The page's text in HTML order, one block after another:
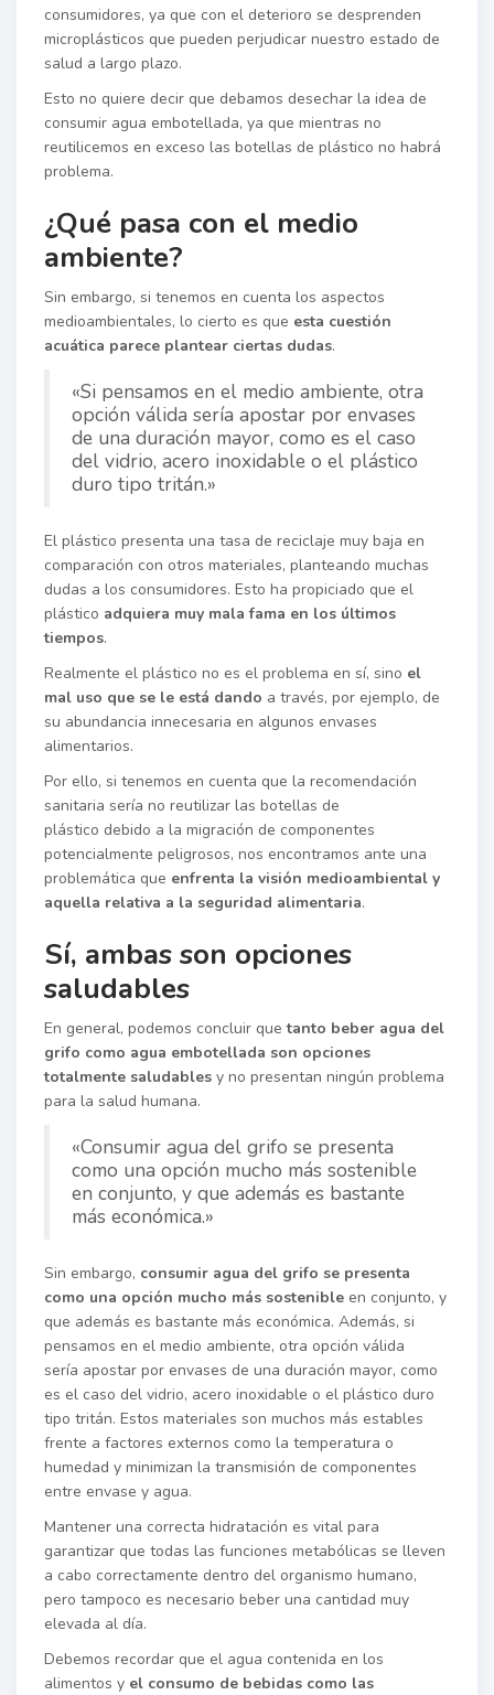
consumidores, ya que con el deterioro se desprenden
microplásticos que pueden perjudicar nuestro estado de
salud a largo plazo.
Esto no quiere decir que debamos desechar la idea de
consumir agua embotellada, ya que mientras no
reutilicemos en exceso las botellas de plástico no habrá
problema.
¿Qué pasa con el medio
ambiente?
Sin embargo, si tenemos en cuenta los aspectos
medioambientales, lo cierto es que esta cuestión
acuática parece plantear ciertas dudas.
«Si pensamos en el medio ambiente, otra
opción válida sería apostar por envases
de una duración mayor, como es el caso
del vidrio, acero inoxidable o el plástico
duro tipo tritán.»
El plástico presenta una tasa de reciclaje muy baja en
comparación con otros materiales, planteando muchas
dudas a los consumidores. Esto ha propiciado que el
plástico adquiera muy mala fama en los últimos
tiempos.
Realmente el plástico no es el problema en sí, sino el
mal uso que se le está dando a través, por ejemplo, de
su abundancia innecesaria en algunos envases
alimentarios.
Por ello, si tenemos en cuenta que la recomendación
sanitaria sería no reutilizar las botellas de
plástico debido a la migración de componentes
potencialmente peligrosos, nos encontramos ante una
problemática que enfrenta la visión medioambiental y
aquella relativa a la seguridad alimentaria.
Sí, ambas son opciones
saludables
En general, podemos concluir quetanto beber agua del
grifo como agua embotellada son opciones
totalmente saludables y no presentan ningún problema
para la salud humana.
«Consumir agua del grifo se presenta
como una opción mucho más sostenible
en conjunto, y que además es bastante
más económica.»
Sin embargo, consumir agua del grifo se presenta
como una opción mucho más sostenible en conjunto, y
que además es bastante más económica. Además, si
pensamos en el medio ambiente, otra opción válida
sería apostar por envases de una duración mayor, como
es el caso del vidrio, acero inoxidable o el plástico duro
tipo tritán. Estos materiales son muchos más estables
frente a factores externos como la temperatura o
humedad y minimizan la transmisión de componentes
entre envase y agua.
Mantener una correcta hidratación es vital para
garantizar que todas las funciones metabólicas se lleven
a cabo correctamente dentro del organismo humano,
pero tampoco es necesario beber una cantidad muy
elevada al día.
Debemos recordar que el agua contenida en los
alimentos y el consumo de bebidas como las